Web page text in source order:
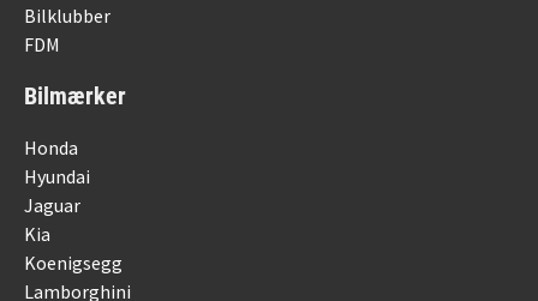
Bilklubber
FDM
Bilmærker
Honda
Hyundai
Jaguar
Kia
Koenigsegg
Lamborghini